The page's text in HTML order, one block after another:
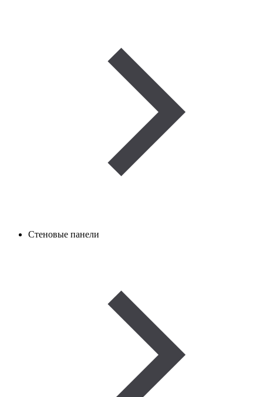
Стеновые панели